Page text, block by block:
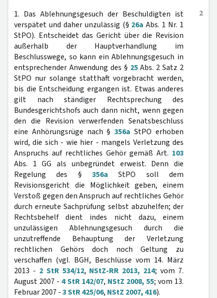
2
1. Das Ablehnungsgesuch der Beschuldigten ist
verspätet und daher unzulässig (§ 26a Abs. 1 Nr. 1
StPO). Entscheidet das Gericht über die Revision
außerhalb der Hauptverhandlung im
Beschlusswege, so kann ein Ablehnungsgesuch in
entsprechender Anwendung des § 25Abs. 2 Satz 2
StPO nur solange statthaft vorgebracht werden,
bis die Entscheidung ergangen ist. Etwas anderes
gilt nach ständiger Rechtsprechung des
Bundesgerichtshofs auch dann nicht, wenn gegen
den die Revision verwerfenden Senatsbeschluss
eine Anhörungsrüge nach §356a StPO erhoben
wird, die sich - wie hier - mangels Verletzung des
Anspruchs auf rechtliches Gehör gemäß Art. 103
Abs. 1 GG als unbegründet erweist. Denn die
Regelung des § 356a StPO soll dem
Revisionsgericht die Möglichkeit geben, einem
Verstoß gegen den Anspruch auf rechtliches Gehör
durch erneute Sachprüfung selbst abzuhelfen; der
Rechtsbehelf dient indes nicht dazu, einem
unzulässigen Ablehnungsgesuch durch die
unzutreffende Behauptung der Verletzung
rechtlichen Gehörs doch noch Geltung zu
verschaffen (vgl. BGH, Beschlüsse vom 14. März
2013 - 2 StR 534/12, NStZ-RR 2013, 214; vom 7.
August 2007 - 4 StR 142/07, NStZ 2008, 55; vom 13.
Februar 2007 -3 StR 425/06, NStZ 2007, 416).